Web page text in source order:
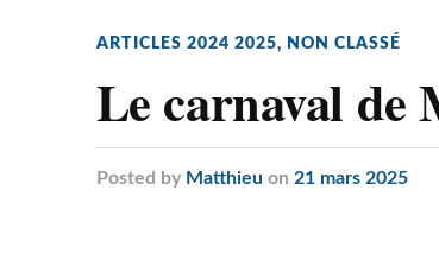
ARTICLES 2024 2025, NON CLASSÉ
Le carnaval de
Posted by Matthieu on 21 mars 2025